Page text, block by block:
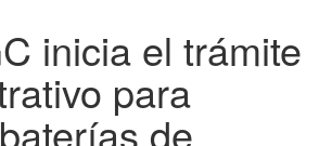
inicia el trámite
para
de